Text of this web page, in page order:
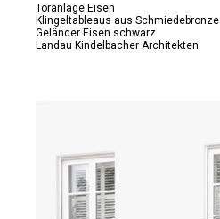
Toranlage Eisen
Klingeltableaus aus Schmiedebronze
Geländer Eisen schwarz
Landau Kindelbacher Architekten